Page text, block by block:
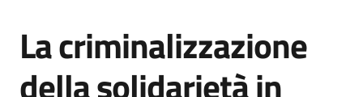
Novità
Salta al contenuto
La criminalizzazione